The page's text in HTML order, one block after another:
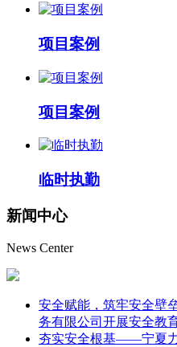
项目案例
项目案例
临时执勤
新闻中心
News Center
安全赋能，筑牢安全壁
务有限公司开展安全教
夯实安全根基——宁夏